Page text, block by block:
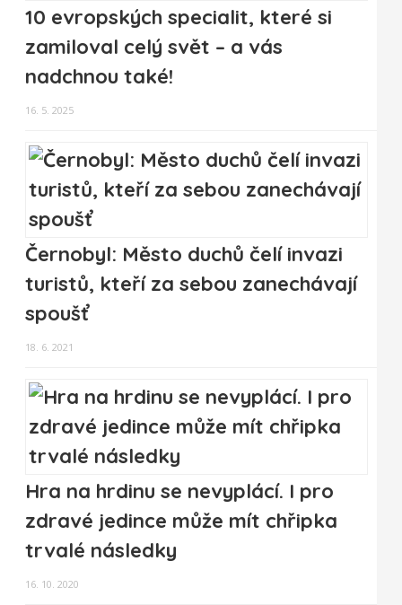
10 evropských specialit, které si
zamiloval celý svět – a vás
nadchnou také!
16. 5. 2025
Černobyl: Město duchů čelí invazi
turistů, kteří za sebou zanechávají
spoušť
18. 6. 2021
Hra na hrdinu se nevyplácí. I pro
zdravé jedince může mít chřipka
trvalé následky
16. 10. 2020